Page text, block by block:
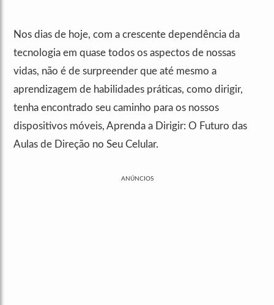
Nos dias de hoje, com a crescente dependência da
tecnologia em quase todos os aspectos de nossas
vidas, não é de surpreender que até mesmo a
aprendizagem de habilidades práticas, como dirigir,
tenha encontrado seu caminho para os nossos
dispositivos móveis, Aprenda a Dirigir: O Futuro das
Aulas de Direção no Seu Celular.
ANÚNCIOS